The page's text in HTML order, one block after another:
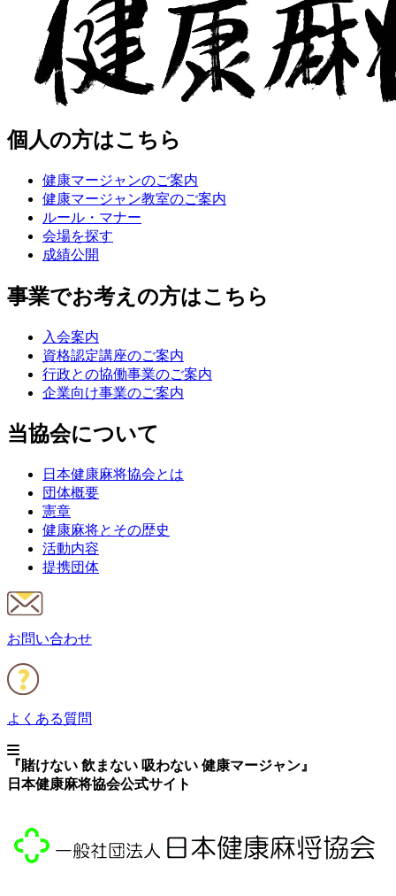
個人の方はこちら
健康マージャンのご案内
健康マージャン教室のご案内
ルール・マナー
会場を探す
成績公開
事業でお考えの方はこちら
入会案内
資格認定講座のご案内
行政との協働事業のご案内
企業向け事業のご案内
当協会について
日本健康麻将協会とは
団体概要
憲章
健康麻将とその歴史
活動内容
提携団体
お問い合わせ
よくある質問
『賭けない 飲まない 吸わない 健康マージャン』
日本健康麻将協会公式サイト